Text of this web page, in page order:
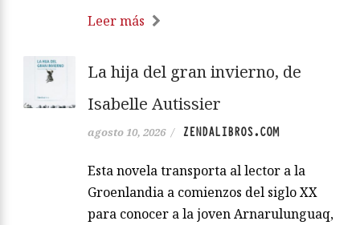
Leer más
La hija del gran invierno, de
Isabelle Autissier
agosto 10, 2026 / ZENDALIBROS.COM
Esta novela transporta al lector a la
Groenlandia a comienzos del siglo XX
para conocer a la joven Arnarulunguaq,